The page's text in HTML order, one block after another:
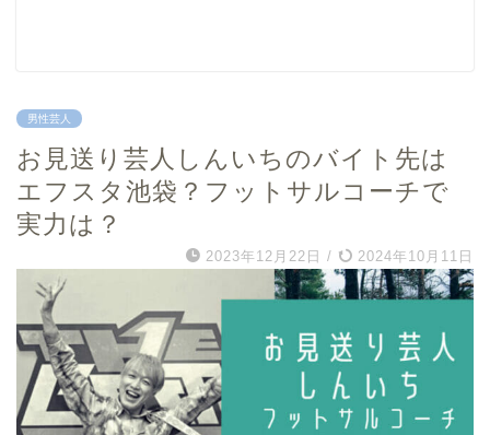
男性芸人
お見送り芸人しんいちのバイト先は
エフスタ池袋？フットサルコーチで
実力は？
2023年12月22日 / 2024年10月11日